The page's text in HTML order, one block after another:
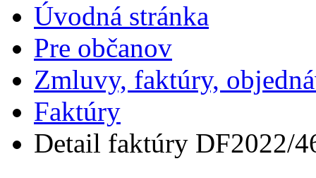
Úvodná stránka
Pre občanov
Zmluvy, faktúry,
Faktúry
Detail faktúry DF2022/